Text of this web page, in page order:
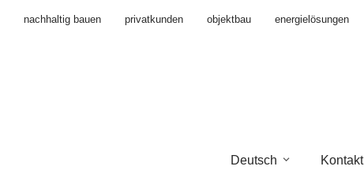
nachhaltig bauen privatkunden objektbau
energielösungen
Deutsch Kontakt